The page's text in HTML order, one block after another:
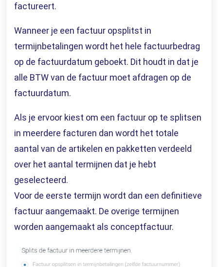
factureert.
Wanneer je een factuur opsplitst in
termijnbetalingen wordt het hele factuurbedrag
op de factuurdatum geboekt. Dit houdt in dat je
alle BTW van de factuur moet afdragen op de
factuurdatum.
Als je ervoor kiest om een factuur op te splitsen
in meerdere facturen dan wordt het totale
aantal van de artikelen en pakketten verdeeld
over het aantal termijnen dat je hebt
geselecteerd.
Voor de eerste termijn wordt dan een definitieve
factuur aangemaakt. De overige termijnen
worden aangemaakt als conceptfactuur.